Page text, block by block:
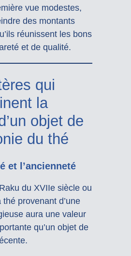
vue modestes,
des montants
réunissent les bons
et de qualité.
qui
la
objet de
du thé
et l’ancienneté
du XVIIe siècle ou
provenant d’une
aura une valeur
qu’un objet de